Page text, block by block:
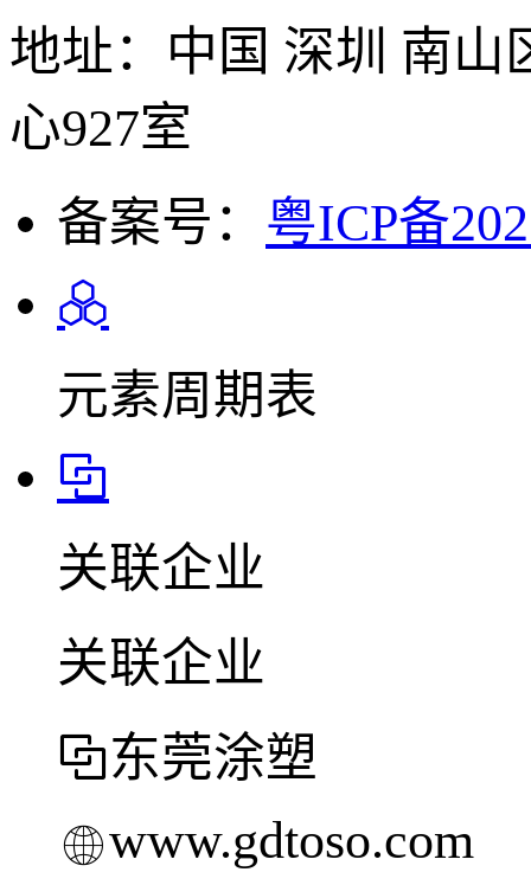
地址：中国 深圳 南山
心927室
备案号： 粤ICP备
元素周期表
关联企业
关联企业
东莞涂塑
www.gdtoso.com